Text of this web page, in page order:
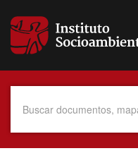
para
conteúdo